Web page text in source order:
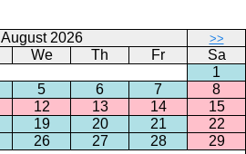
August 2026 >>
We Th Fr
Sa
1
5 6 7
8
12 13 14
15
19 20 21
22
26 27 28
29